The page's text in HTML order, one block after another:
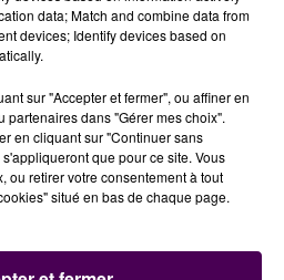
vont à présent bénéficier
avant la reprise de
data; Match and combine data from
devices; Identify devices based on
sur "Accepter et fermer", ou affiner en
partenaires dans "Gérer mes choix".
en cliquant sur "Continuer sans
que pour ce site. Vous
ou retirer votre consentement à tout
situé en bas de chaque page.